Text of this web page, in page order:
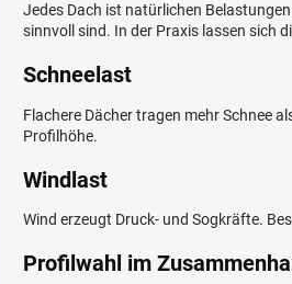
Jedes Dach ist natürlichen
sinnvoll sind. In der Praxis lassen sich
Schneelast
Flachere Dächer tragen mehr Schnee
Profilhöhe.
Windlast
Wind erzeugt Druck- und Sogkräfte.
Profilwahl im